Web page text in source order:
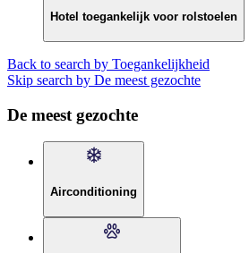
Hotel toegankelijk voor rolstoelen
Back to search by Toegankelijkheid
Skip search by De meest gezochte
De meest gezochte
Airconditioning